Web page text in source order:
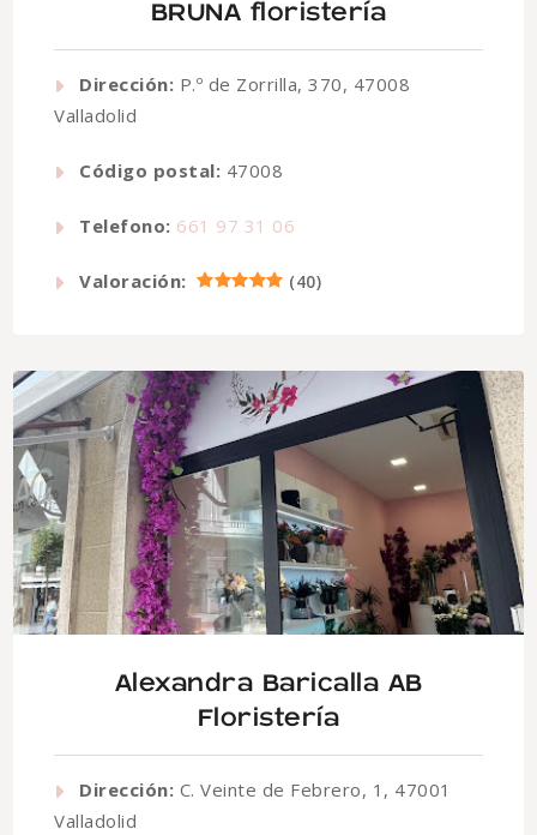
BRUNA floristería
Dirección: P.º de Zorrilla, 370, 47008
Valladolid
Código postal: 47008
Telefono: 661 97 31 06
Valoración: (40)
Alexandra Baricalla AB
Floristería
Dirección: C. Veinte de Febrero, 1, 47001
Valladolid